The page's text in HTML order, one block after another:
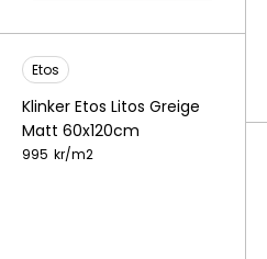
Etos
Klinker Etos Litos Greige
Matt 60x120cm
995 kr/m2